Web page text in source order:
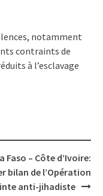
notamment
contraints de
à l’esclavage
Faso – Côte d’Ivoire:
bilan de l’Opération
anti-jihadiste